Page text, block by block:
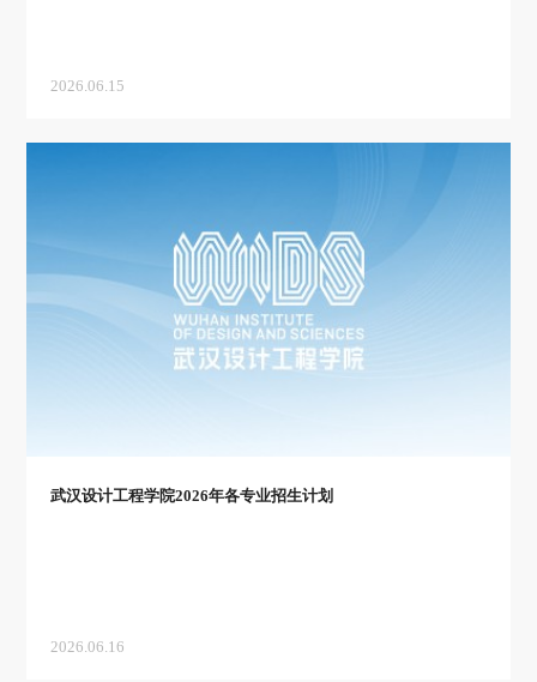
2026.06.15
武汉设计工程学院2026年各专业招生计划
2026.06.16